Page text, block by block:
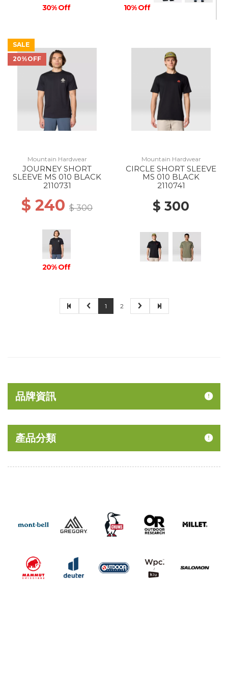
30% Off 10% Off
SALE
20%OFF
Mountain Hardwear
JOURNEY SHORT
SLEEVE MS 010 BLACK
2110731
$ 240 $ 300
20% Off
Mountain Hardwear
CIRCLE SHORT SLEEVE
MS 010 BLACK
2110741
$ 300
1 2
品牌資訊
產品分類